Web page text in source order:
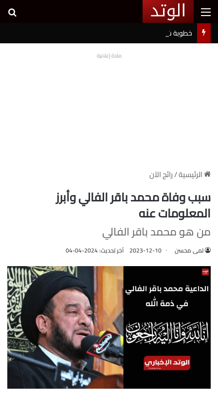
القائمة
مادة إعلانية
الرئيسية/رائج الآن
سبب وفاة محمد باقر الفالي وأبرز
المعلومات عنه
من هو محمد باقر الفالي
لمى محسن 2023-12-10 آخر تحديث: 2024-04-04